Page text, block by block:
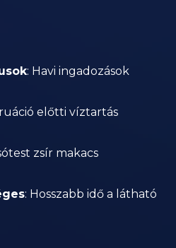
: Havi ingadozások
előtti víztartás
zsír makacs
: Hosszabb idő a látható